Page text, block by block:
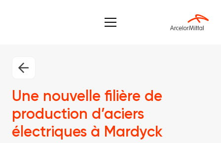
Une nouvelle filière de
production d’aciers
électriques à Mardyck